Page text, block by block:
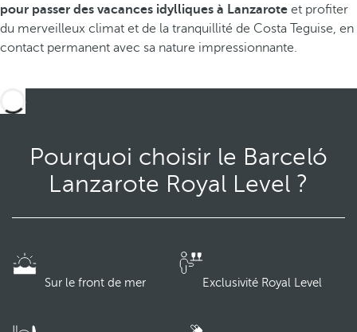
pour passer des vacances idylliques à Lanzarote et profiter
du merveilleux climat et de la tranquillité de Costa Teguise, en
contact permanent avec sa nature impressionnante.
Pourquoi choisir le Barceló
Lanzarote Royal Level ?
Sur le front de mer Exclusivité Royal Level